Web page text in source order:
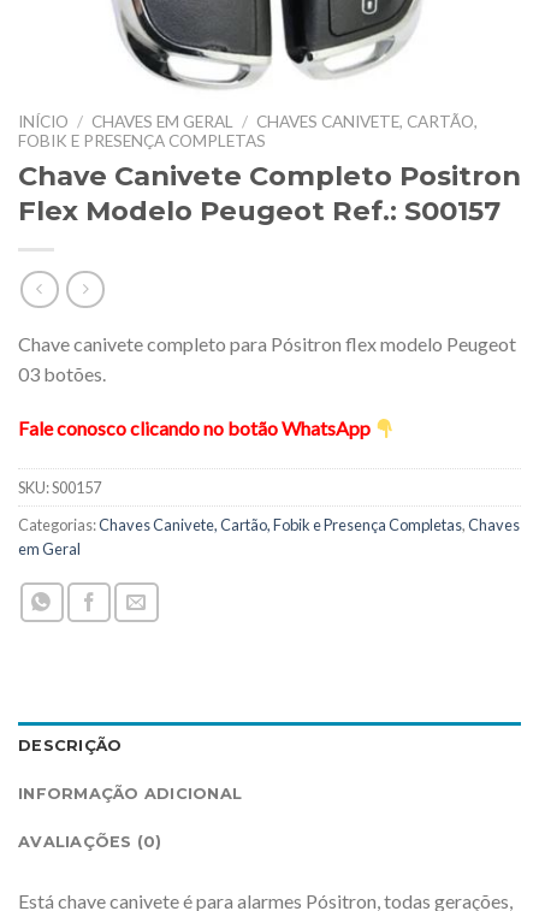
INÍCIO / CHAVES EM GERAL / CHAVES CANIVETE, CARTÃO,
FOBIK E PRESENÇA COMPLETAS
Chave Canivete Completo Positron
Flex Modelo Peugeot Ref.: S00157
Chave canivete completo para Pósitron flex modelo Peugeot
03 botões.
Fale conosco clicando no botão WhatsApp
SKU:S00157
Categorias:Chaves Canivete, Cartão, Fobik e Presença Completas,Chaves
em Geral
DESCRIÇÃO
INFORMAÇÃO ADICIONAL
AVALIAÇÕES (0)
Está chave canivete é para alarmes Pósitron, todas gerações,